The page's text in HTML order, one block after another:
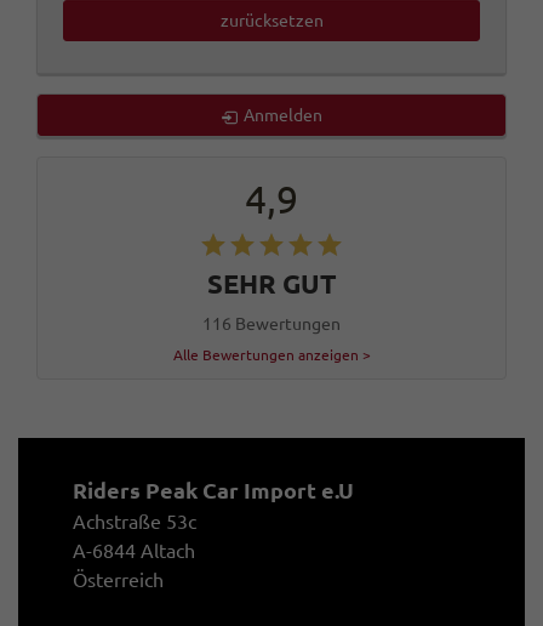
zurücksetzen
Anmelden
4,9
SEHR GUT
116 Bewertungen
Alle Bewertungen anzeigen >
Riders Peak Car Import e.U
Achstraße 53c
A-6844 Altach
Österreich